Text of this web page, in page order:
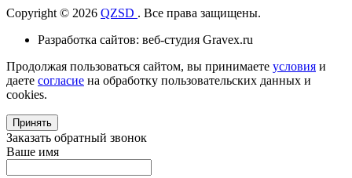
Copyright © 2026 QZSD . Все права защищены.
Разработка сайтов: веб-студия Gravex.ru
Продолжая пользоваться сайтом, вы принимаете условия и
даете согласие на обработку пользовательских данных и
cookies.
Принять
Заказать обратный звонок
Ваше имя